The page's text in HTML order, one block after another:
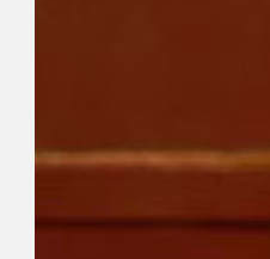
申请信息